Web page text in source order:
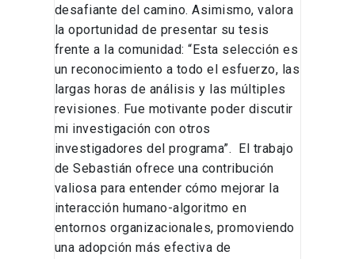
desafiante del camino. Asimismo, valora
la oportunidad de presentar su tesis
frente a la comunidad: “Esta selección es
un reconocimiento a todo el esfuerzo, las
largas horas de análisis y las múltiples
revisiones. Fue motivante poder discutir
mi investigación con otros
investigadores del programa”. El trabajo
de Sebastián ofrece una contribución
valiosa para entender cómo mejorar la
interacción humano-algoritmo en
entornos organizacionales, promoviendo
una adopción más efectiva de